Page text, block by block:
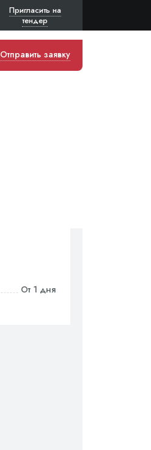
Пригласить на
тендер
Отправить заявку
От 1 дня